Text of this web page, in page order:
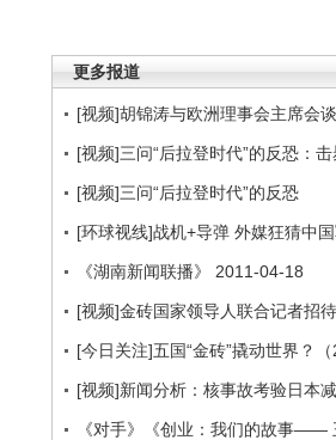
更多报道
[视频]胡锦涛与欧洲理事会主席会谈
[视频]三问“后拉登时代”的反恐：
[视频]三问“后拉登时代”的反恐
[环球视线]战机+导弹 外媒狂猜中
《湖南新闻联播》 2011-04-18
[视频]金砖国家领导人联合记者招
[今日关注]五国“金砖”撬动世界？（
[视频]新闻分析：核事故考验日本
《对手》《创业：我们的故事——